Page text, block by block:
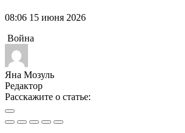
08:06 15 июня 2026
Война
Яна Мозуль
Редактор
Расскажите о статье: